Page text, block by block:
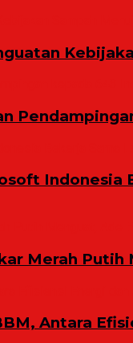
Indonesia
Merah
Antara